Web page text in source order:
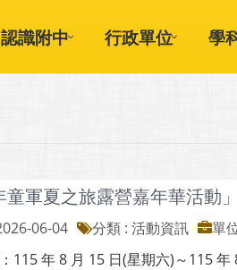
認識附中 行政單位 學
童軍夏之旅露營嘉年華活動」
06-04 分類 : 活動資訊 單
115 年 8 月 15 日(星期六)～115 年